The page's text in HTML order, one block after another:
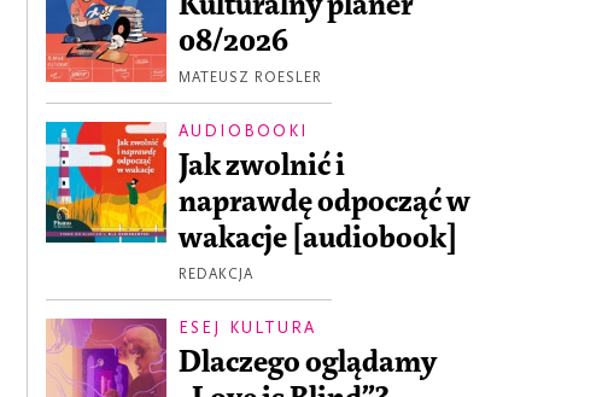
08/2026
MATEUSZ ROESLER
AUDIOBOOKI
Jak zwolnić i
naprawdę odpocząć w
wakacje [audiobook]
REDAKCJA
ESEJ KULTURA
Dlaczego oglądamy